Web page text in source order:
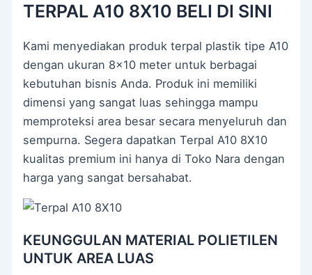
TERPAL A10 8X10 BELI DI SINI
Kami menyediakan produk terpal plastik tipe A10
dengan ukuran 8×10 meter untuk berbagai
kebutuhan bisnis Anda. Produk ini memiliki
dimensi yang sangat luas sehingga mampu
memproteksi area besar secara menyeluruh dan
sempurna. Segera dapatkan Terpal A10 8X10
kualitas premium ini hanya di Toko Nara dengan
harga yang sangat bersahabat.
KEUNGGULAN MATERIAL POLIETILEN
UNTUK AREA LUAS